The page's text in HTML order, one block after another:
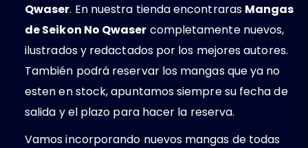
Qwaser. En nuestra tienda encontraras Mangas
de Seikon No Qwaser completamente nuevos,
ilustrados y redactados por los mejores autores.
También podrá reservar los mangas que ya no
esten en stock, apuntamos siempre su fecha de
salida y el plazo para hacer la reserva.
Vamos incorporando nuevos mangas de todas